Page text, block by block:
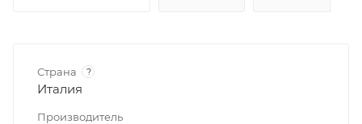
Страна ?
Италия
Производитель